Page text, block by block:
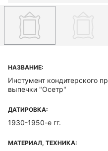
НАЗВАНИЕ:
Инстумент кондитерского
выпечки "Осетр"
ДАТИРОВКА:
1930-1950-е гг.
МАТЕРИАЛ, ТЕХНИКА: